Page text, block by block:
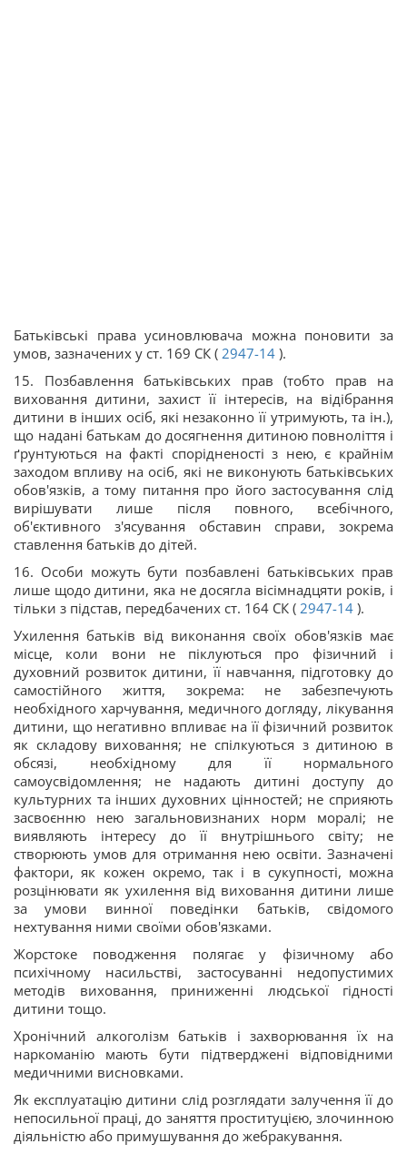
Батьківські права усиновлювача можна поновити за
умов, зазначених у ст. 169 СК ( 2947-14 ).
15. Позбавлення батьківських прав (тобто прав на
виховання дитини, захист її інтересів, на відібрання
дитини в інших осіб, які незаконно її утримують, та ін.),
що надані батькам до досягнення дитиною повноліття і
ґрунтуються на факті спорідненості з нею, є крайнім
заходом впливу на осіб, які не виконують батьківських
обов'язків, а тому питання про його застосування слід
вирішувати лише після повного, всебічного,
об'єктивного з'ясування обставин справи, зокрема
ставлення батьків до дітей.
16. Особи можуть бути позбавлені батьківських прав
лише щодо дитини, яка не досягла вісімнадцяти років, і
тільки з підстав, передбачених ст. 164 СК ( 2947-14 ).
Ухилення батьків від виконання своїх обов'язків має
місце, коли вони не піклуються про фізичний і
духовний розвиток дитини, її навчання, підготовку до
самостійного життя, зокрема: не забезпечують
необхідного харчування, медичного догляду, лікування
дитини, що негативно впливає на її фізичний розвиток
як складову виховання; не спілкуються з дитиною в
обсязі, необхідному для її нормального
самоусвідомлення; не надають дитині доступу до
культурних та інших духовних цінностей; не сприяють
засвоєнню нею загальновизнаних норм моралі; не
виявляють інтересу до її внутрішнього світу; не
створюють умов для отримання нею освіти. Зазначені
фактори, як кожен окремо, так і в сукупності, можна
розцінювати як ухилення від виховання дитини лише
за умови винної поведінки батьків, свідомого
нехтування ними своїми обов'язками.
Жорстоке поводження полягає у фізичному або
психічному насильстві, застосуванні недопустимих
методів виховання, приниженні людської гідності
дитини тощо.
Хронічний алкоголізм батьків і захворювання їх на
наркоманію мають бути підтверджені відповідними
медичними висновками.
Як експлуатацію дитини слід розглядати залучення її до
непосильної праці, до заняття проституцією, злочинною
діяльністю або примушування до жебракування.